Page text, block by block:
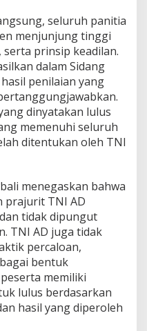
seluruh panitia
menjunjung tinggi
prinsip keadilan.
dalam Sidang
penilaian yang
dinyatakan lulus
memenuhi seluruh
ditentukan oleh TNI
menegaskan bahwa
prajurit TNI AD
tidak dipungut
TNI AD juga tidak
percaloan,
bentuk
memiliki
lulus berdasarkan
hasil yang diperoleh